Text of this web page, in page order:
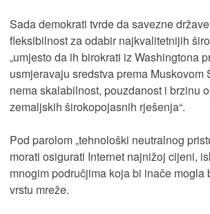
Sada demokrati tvrde da savezne
fleksibilnost za odabir najkvalitetnijih
„umjesto da ih birokrati iz Washingtona
usmjeravaju sredstva prema Muskovom
nema skalabilnost, pouzdanost i brzinu
zemaljskih širokopojasnih rješenja“.
Pod parolom „tehnološki neutralnog
morati osigurati Internet najnižoj cijeni,
mnogim područjima koja bi inače mogla
vrstu mreže.